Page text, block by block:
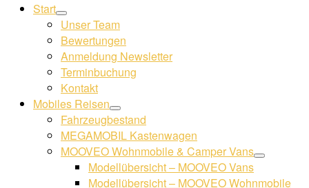
Start
Unser Team
Bewertungen
Anmeldung Newsletter
Terminbuchung
Kontakt
Mobiles Reisen
Fahrzeugbestand
MEGAMOBIL Kastenwagen
MOOVEO Wohnmobile & Camper Vans
Modellübersicht – MOOVEO Vans
Modellübersicht – MOOVEO Wohnmobile